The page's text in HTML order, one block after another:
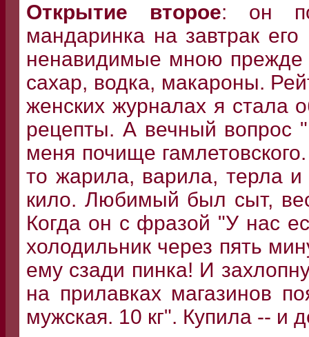
Открытие второе: он
мандаринка на завтрак
ненавидимые мною прежде
сахар, водка, макароны.
женских журналах я стала
рецепты. А вечный вопрос
меня почище
то жарила, варила, терла
кило. Любимый был сыт,
Когда он с фразой "У нас
холодильник через пять
ему сзади пинка! И
на прилавках магазинов
мужская. 10 кг". Купила -- и